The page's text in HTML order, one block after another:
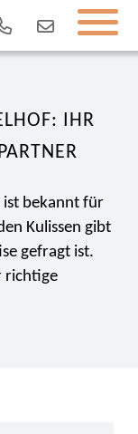
IHR
ist bekannt für
Kulissen gibt
gefragt ist.
richtige